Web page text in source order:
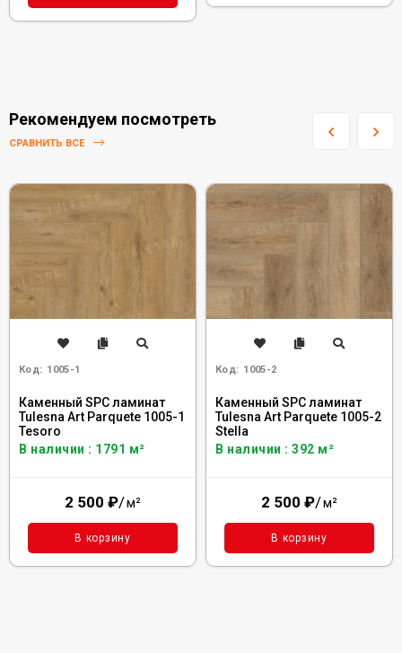
Рекомендуем посмотреть
СРАВНИТЬ ВСЕ
Код: 1005-1
Каменный SPC ламинат
Tulesna Art Parquete 1005-1
Tesoro
В наличии : 1791 м²
2 500 ₽/м²
В корзину
Код: 1005-2
Каменный SPC ламинат
Tulesna Art Parquete 1005-2
Stella
В наличии : 392 м²
2 500 ₽/м²
В корзину